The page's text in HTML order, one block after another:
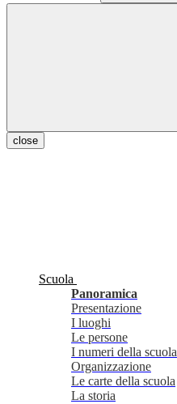
close
Scuola
Panoramica
Presentazione
I luoghi
Le persone
I numeri della scuola
Organizzazione
Le carte della scuola
La storia